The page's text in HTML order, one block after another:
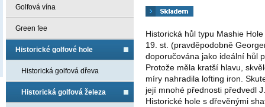
Golfová vína
Green fee
Historické golfové hole
Historická golfová dřeva
Historická golfová železa
Historická hůl typu Mashie
19. st. (pravděpodobně
doporučována jako ideální hůl
Protože měla kratší hlavu,
míry nahradila lofting iron.
její mnohé přednosti předvedl
Historické hole s dřevěnými